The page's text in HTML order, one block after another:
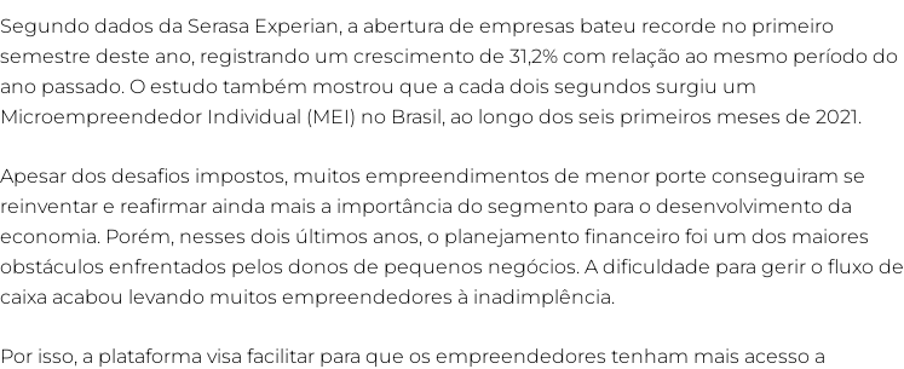
Segundo dados da Serasa Experian, a abertura de empresas bateu recorde no primeiro
semestre deste ano, registrando um crescimento de 31,2% com relação ao mesmo período do
ano passado. O estudo também mostrou que a cada dois segundos surgiu um
Microempreendedor Individual (MEI) no Brasil, ao longo dos seis primeiros meses de 2021.
Apesar dos desafios impostos, muitos empreendimentos de menor porte conseguiram se
reinventar e reafirmar ainda mais a importância do segmento para o desenvolvimento da
economia. Porém, nesses dois últimos anos, o planejamento financeiro foi um dos maiores
obstáculos enfrentados pelos donos de pequenos negócios. A dificuldade para gerir o fluxo de
caixa acabou levando muitos empreendedores à inadimplência.
Por isso, a plataforma visa facilitar para que os empreendedores tenham mais acesso a